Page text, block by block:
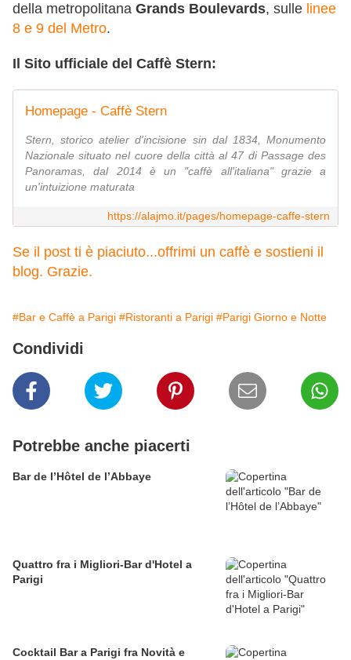
della metropolitana Grands Boulevards, sulle linee
8 e 9 del Metro.
Il Sito ufficiale del Caffè Stern:
Homepage - Caffè Stern
Stern, storico atelier d'incisione sin dal 1834, Monumento
Nazionale situato nel cuore della città al 47 di Passage des
Panoramas, dal 2014 è un "caffè all'italiana" grazie a
un'intuizione maturata
https://alajmo.it/pages/homepage-caffe-stern
Se il post ti è piaciuto...offrimi un caffè e sostieni il
blog. Grazie.
#Bar e Caffè a Parigi #Ristoranti a Parigi #Parigi Giorno e Notte
Condividi
Potrebbe anche piacerti
Bar de l’Hôtel de l’Abbaye
Quattro fra i Migliori-Bar d'Hotel a
Parigi
Cocktail Bar a Parigi fra Novità e